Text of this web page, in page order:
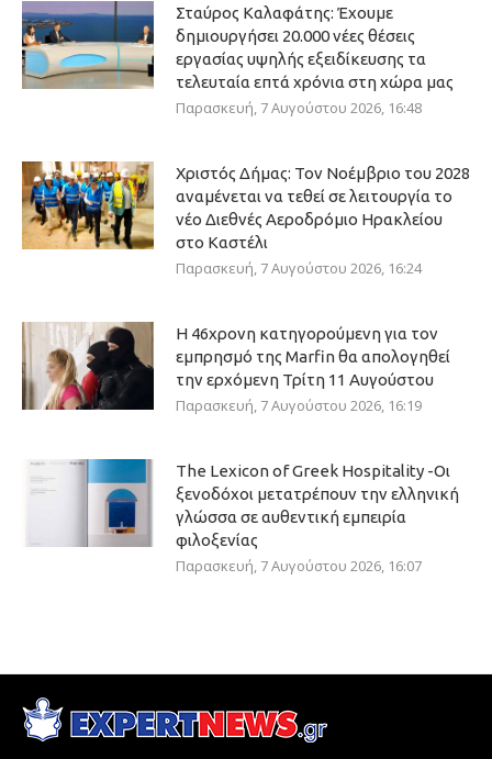
Σταύρος Καλαφάτης: Έχουμε
δημιουργήσει 20.000 νέες θέσεις
εργασίας υψηλής εξειδίκευσης τα
τελευταία επτά χρόνια στη χώρα μας
Παρασκευή, 7 Αυγούστου 2026, 16:48
Χριστός Δήμας: Τον Νοέμβριο του 2028
αναμένεται να τεθεί σε λειτουργία το
νέο Διεθνές Αεροδρόμιο Ηρακλείου
στο Καστέλι
Παρασκευή, 7 Αυγούστου 2026, 16:24
Η 46χρονη κατηγορούμενη για τον
εμπρησμό της Marfin θα απολογηθεί
την ερχόμενη Τρίτη 11 Αυγούστου
Παρασκευή, 7 Αυγούστου 2026, 16:19
The Lexicon of Greek Hospitality -Οι
ξενοδόχοι μετατρέπουν την ελληνική
γλώσσα σε αυθεντική εμπειρία
φιλοξενίας
Παρασκευή, 7 Αυγούστου 2026, 16:07